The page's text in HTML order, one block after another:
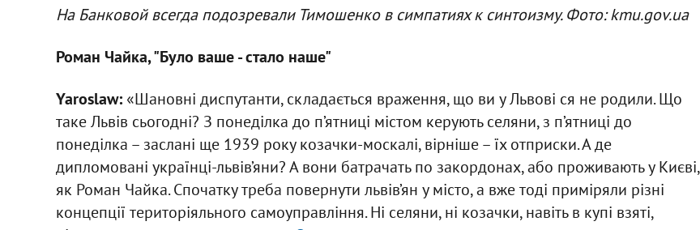
На Банковой всегда подозревали Тимошенко в симпатиях к синтоизму. Фото: kmu.gov.ua
Роман Чайка, "Було ваше - стало наше"
Yaroslaw:«Шановні диспутанти, складається враження, що ви у Львові ся не родили. Що
таке Львів сьогодні? З понеділка до п’ятниці містом керують селяни, з п’ятниці до
понеділка – заслані ще 1939 року козачки-москалі, вірніше – їх отприски. А де
дипломовані українці-львів’яни? А вони батрачать по закордонах, або проживають у Києві,
як Роман Чайка. Спочатку треба повернути львів’ян у місто, а вже тоді приміряли різні
концепції територіяльного самоуправління. Ні селяни, ні козачки, навіть в купі взяті,